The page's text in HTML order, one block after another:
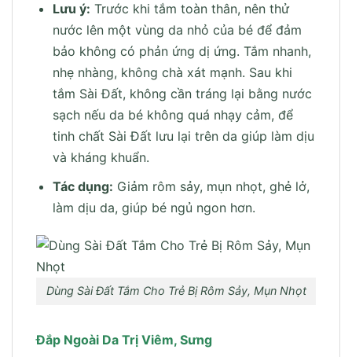
Lưu ý: Trước khi tắm toàn thân, nên thử
nước lên một vùng da nhỏ của bé để đảm
bảo không có phản ứng dị ứng. Tắm nhanh,
nhẹ nhàng, không chà xát mạnh. Sau khi
tắm Sài Đất, không cần tráng lại bằng nước
sạch nếu da bé không quá nhạy cảm, để
tinh chất Sài Đất lưu lại trên da giúp làm dịu
và kháng khuẩn.
Tác dụng: Giảm rôm sảy, mụn nhọt, ghẻ lở,
làm dịu da, giúp bé ngủ ngon hơn.
Dùng Sài Đất Tắm Cho Trẻ Bị Rôm Sảy, Mụn Nhọt
Đắp Ngoài Da Trị Viêm, Sưng